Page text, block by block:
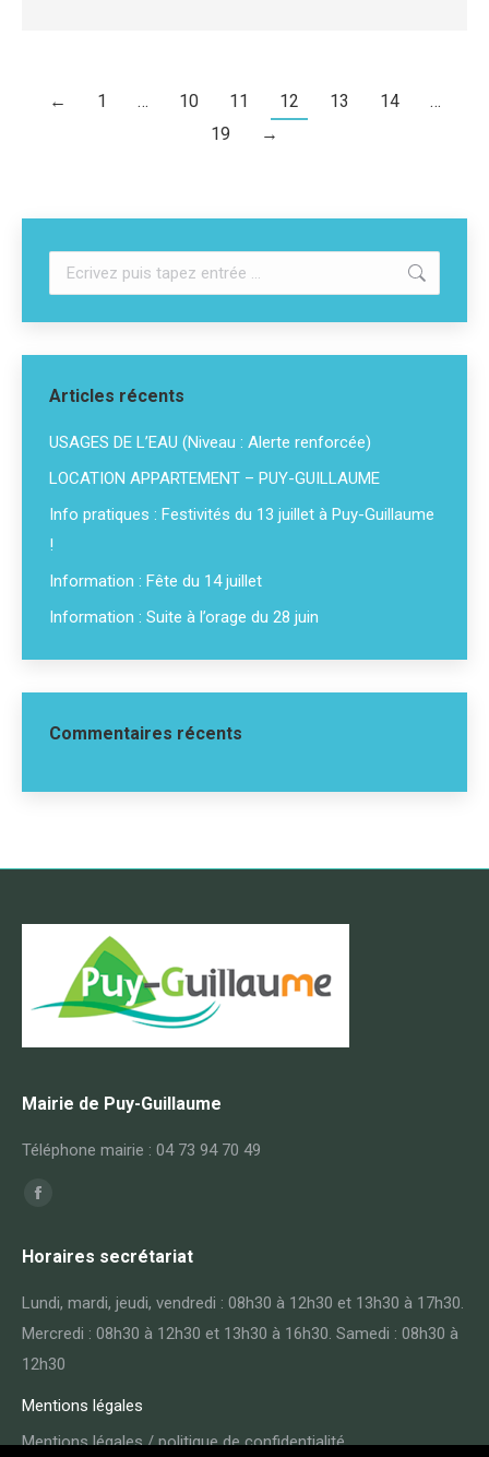
← 1 … 10 11 12 13 14
…
19
→
Recherche
:
Articles récents
USAGES DE L’EAU (Niveau : Alerte renforcée)
LOCATION APPARTEMENT – PUY-GUILLAUME
Info pratiques : Festivités du 13 juillet à Puy-Guillaume
!
Information : Fête du 14 juillet
Information : Suite à l’orage du 28 juin
Commentaires récents
Mairie de Puy-Guillaume
Téléphone mairie : 04 73 94 70 49
Trouvez nous sur :
Facebook
opens
Horaires secrétariat
Lundi, mardi, jeudi, vendredi : 08h30 à 12h30 et 13h30 à 17h30.
Mercredi : 08h30 à 12h30 et 13h30 à 16h30. Samedi : 08h30 à
12h30
Mentions légales
Mentions légales / politique de confidentialité